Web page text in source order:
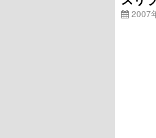
2007